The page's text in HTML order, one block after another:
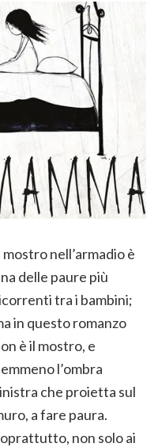
mostro nell’armadio è
delle paure più
tra i bambini;
in questo romanzo
è il mostro, e
l’ombra
che proietta sul
a fare paura.
non solo ai